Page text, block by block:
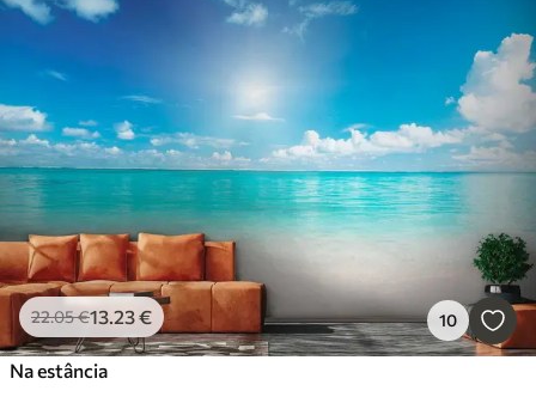
22.05€13 .23€ 10
Na estância